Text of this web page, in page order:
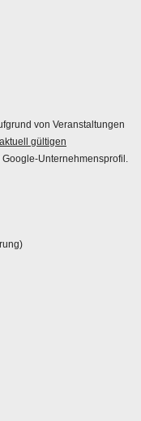
von Veranstaltungen
aktuell gültigen
Unternehmensprofil.